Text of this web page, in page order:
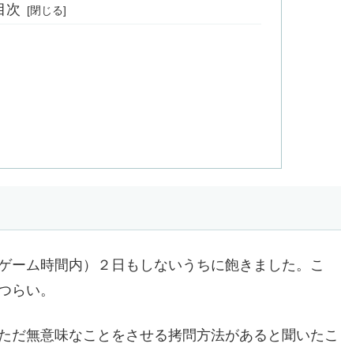
次
ム時間内）２日もしないうちに飽きました。こ
らい。
だ無意味なことをさせる拷問方法があると聞いたこ